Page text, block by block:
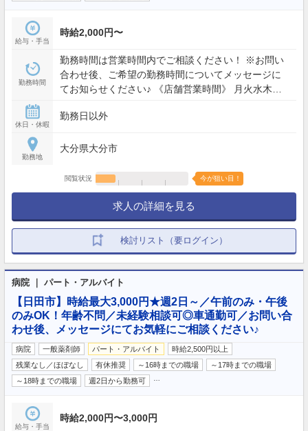
給与・手当
時給2,000円〜
勤務時間
勤務時間は営業時間内でご相談ください！ ※お問い
合わせ後、ご希望の勤務時間についてメッセージに
てお知らせください♪ 《店舗営業時間》 月火水木金
休日・休暇
勤務日以外
勤務地
大分県大分市
閲覧状況 今が狙い目！
求人の詳細を見る
検討リスト（要ログイン）
病院 ｜ パート・アルバイト
【日田市】時給最大3,000円★週2日～／午前のみ・午後
のみOK！年齢不問／未経験相談可◎車通勤可／お問い合
わせ後、メッセージにてお気軽にご相談ください♪
病院 一般薬剤師 パート・アルバイト
時給2,500円以上
残業なし／ほぼなし
有休推奨 ～16時までの職場
～17時までの職場
～18時までの職場
週2日から勤務可
給与・手当
時給2,000円〜3,000円